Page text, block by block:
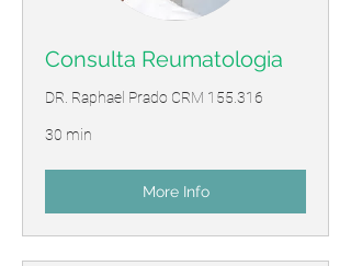
Consulta Reumatologia
DR. Raphael Prado CRM 155.316
30 min
More Info